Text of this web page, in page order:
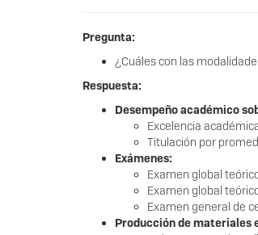
Pregunta:
¿Cuáles con las
Respuesta:
Desempeño académico
Excelencia
Titulación por
Exámenes:
Examen global
Examen global
Examen general de
Producción de materiales